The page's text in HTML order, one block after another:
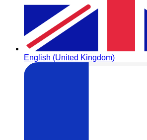
English (United Kingdom)